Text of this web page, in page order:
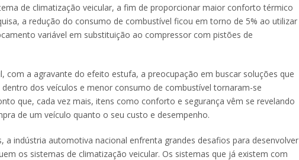
de climatização veicular, a fim de proporcionar maior conforto térmico
a redução do consumo de combustível ficou em torno de 5% ao utilizar
variável em substituição ao compressor com pistões de
com a agravante do efeito estufa, a preocupação em buscar soluções que
dos veículos e menor consumo de combustível tornaram-se
que, cada vez mais, itens como conforto e segurança vêm se revelando
de um veículo quanto o seu custo e desempenho.
a indústria automotiva nacional enfrenta grandes desafios para desenvolver
os sistemas de climatização veicular. Os sistemas que já existem com